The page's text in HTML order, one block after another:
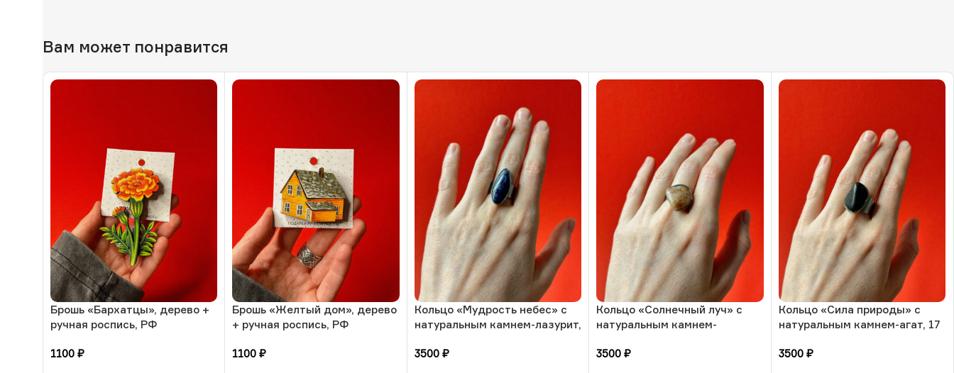
Вам может понравится
Брошь «Бархатцы», дерево +
ручная роспись, РФ
1100 ₽
Брошь «Желтый дом», дерево
+ ручная роспись, РФ
1100₽
Кольцо «Мудрость небес» с
натуральным камнем-лазурит,
3500 ₽
Кольцо «Солнечный луч» с
натуральным камнем-
размера, РБ
3500₽
Кольцо «Сила природы» с
натуральным камнем-агат, 17
3500 ₽